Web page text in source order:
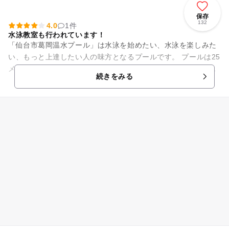
保存
132
4.0
1件
水泳教室も行われています！
「仙台市葛岡温水プール」は水泳を始めたい、水泳を楽しみた
い、もっと上達したい人の味方となるプールです。 プールは25
メートルプール、幼児用プール、ウォータースライダー、幼児
続きをみる